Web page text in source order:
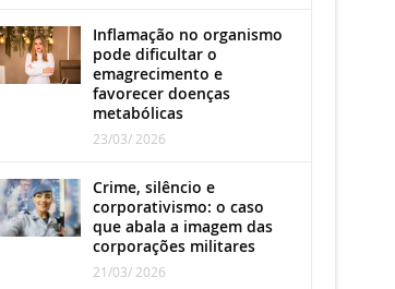
Inflamação no organismo
pode dificultar o
emagrecimento e
favorecer doenças
metabólicas
23/03/ 2026
Crime, silêncio e
corporativismo: o caso
que abala a imagem das
corporações militares
21/03/ 2026